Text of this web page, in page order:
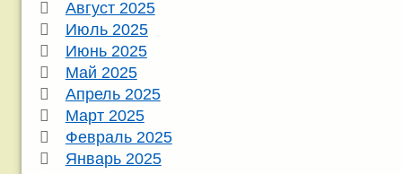
Август 2025
Июль 2025
Июнь 2025
Май 2025
Апрель 2025
Март 2025
Февраль 2025
Январь 2025